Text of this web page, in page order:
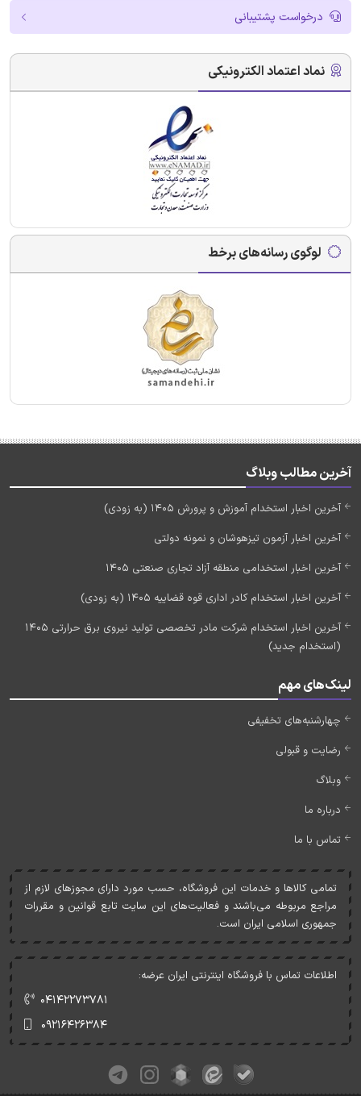
درخواست پشتیبانی
نماد اعتماد الکترونیکی
لوگوی رسانه‌های برخط
آخرین مطالب وبلاگ
آخرین اخبار استخدام آموزش و پرورش 1405 (به زودی)
آخرین اخبار آزمون تیزهوشان و نمونه دولتی
آخرین اخبار استخدامی منطقه آزاد تجاری صنعتی 1405
آخرین اخبار استخدام کادر اداری قوه قضاییه 1405 (به زودی)
آخرین اخبار استخدام شرکت مادر تخصصی تولید نیروی برق حرارتی 1405
(استخدام جدید)
لینک‌های مهم
چهارشنبه‌های تخفیفی
رضایت و قبولی
وبلاگ
درباره ما
تماس با ما
تمامی کالاها و خدمات اين فروشگاه، حسب مورد دارای مجوزهای لازم از
مراجع مربوطه می‌باشند و فعاليت‌های اين سايت تابع قوانين و مقررات
جمهوری اسلامی ايران است.
اطلاعات تماس با فروشگاه اینترنتی ایران عرضه:
۰۴۱۴۲۲۷۳۷۸۱
۰۹۲۱۶۴۲۶۳۸۴